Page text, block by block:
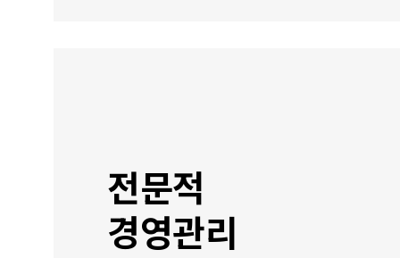
전문적
경영관리